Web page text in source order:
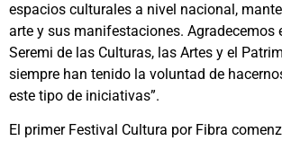
espacios culturales a nivel nacional,
arte y sus manifestaciones. Agradecemos
Seremi de las Culturas, las Artes y el
siempre han tenido la voluntad de
este tipo de iniciativas”.
El primer Festival Cultura por Fibra